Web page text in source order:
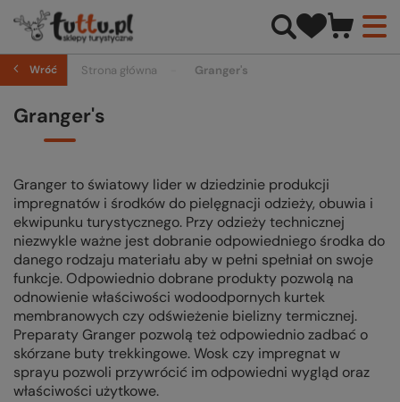
Wróć Strona główna Granger's
Granger's
Granger to światowy lider w dziedzinie produkcji
impregnatów i środków do pielęgnacji odzieży, obuwia i
ekwipunku turystycznego. Przy odzieży technicznej
niezwykle ważne jest dobranie odpowiedniego środka do
danego rodzaju materiału aby w pełni spełniał on swoje
funkcje. Odpowiednio dobrane produkty pozwolą na
odnowienie właściwości wodoodpornych kurtek
membranowych czy odświeżenie bielizny termicznej.
Preparaty Granger pozwolą też odpowiednio zadbać o
skórzane buty trekkingowe. Wosk czy impregnat w
sprayu pozwoli przywrócić im odpowiedni wygląd oraz
właściwości użytkowe.